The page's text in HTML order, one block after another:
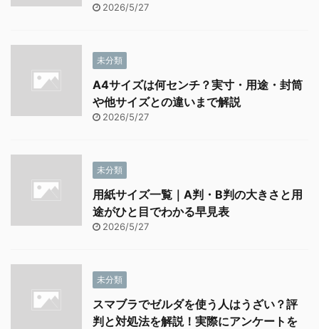
2026/5/27
未分類
A4サイズは何センチ？実寸・用途・封筒
や他サイズとの違いまで解説
2026/5/27
未分類
用紙サイズ一覧｜A判・B判の大きさと用
途がひと目でわかる早見表
2026/5/27
未分類
スマブラでゼルダを使う人はうざい？評
判と対処法を解説！実際にアンケートを